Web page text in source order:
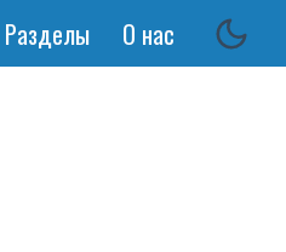
Разделы О нас